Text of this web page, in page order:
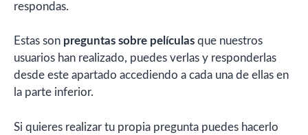
respondas.
Estas son preguntas sobre películas que nuestros
usuarios han realizado, puedes verlas y responderlas
desde este apartado accediendo a cada una de ellas en
la parte inferior.
Si quieres realizar tu propia pregunta puedes hacerlo